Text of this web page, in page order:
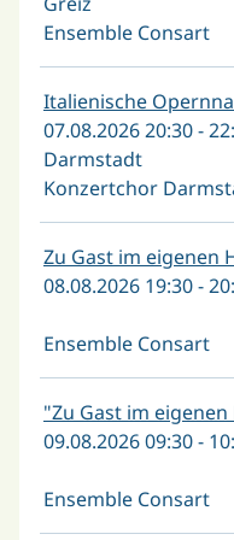
Ensemble Consart
Italienische
07.08.2026 20:30 -
Darmstadt
Konzertchor
Zu Gast im eigenen
08.08.2026 19:30 -
Ensemble Consart
"Zu Gast im
09.08.2026 09:30 -
Ensemble Consart